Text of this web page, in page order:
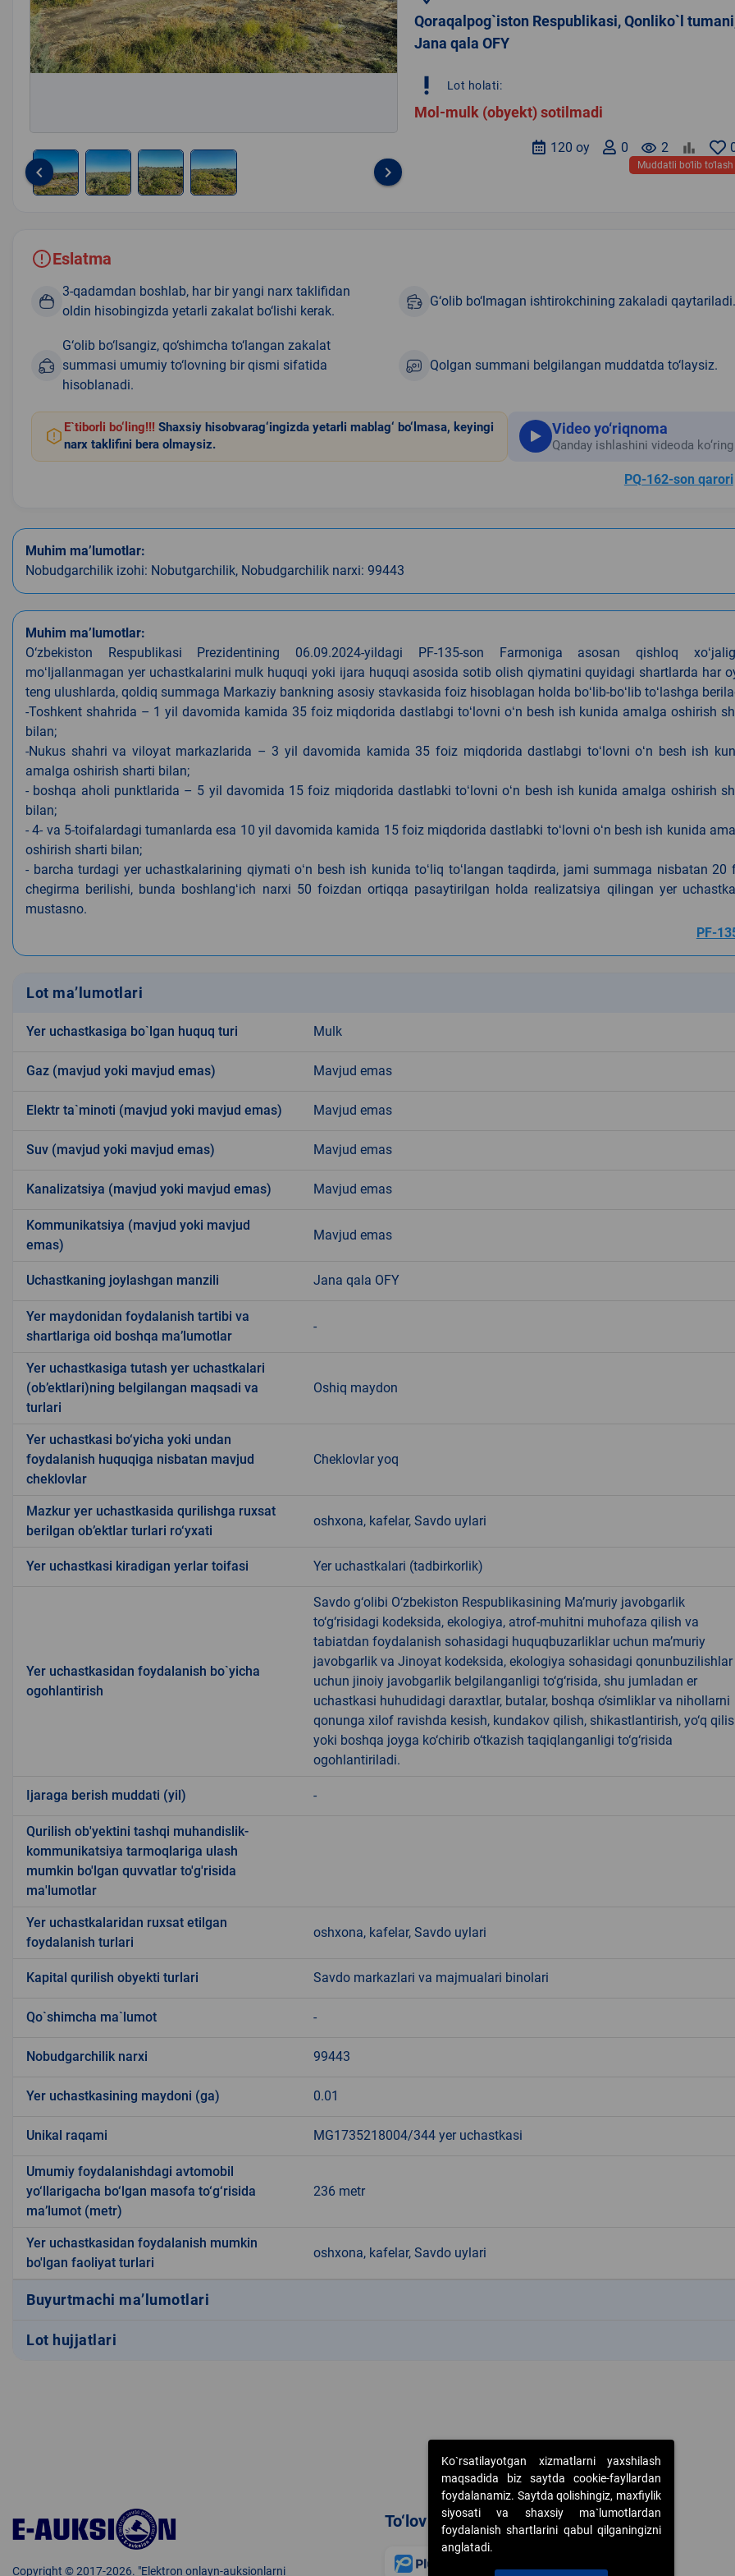
4
keyboard_arrow_left keyboard_arrow_right
Qoraqalpog`iston Respublikasi, Qonliko`l
Jana qala OFY
priority_high Lot holati:
Mol-mulk (obyekt) sotilmadi
remove_red_eye 2
0
120 oy
Muddatli bo‘lib to‘lash
Eslatma
3-qadamdan boshlab, har bir yangi narx taklifidan
oldin hisobingizda yetarli zakalat bo‘lishi kerak.
G‘olib bo‘lmagan ishtirokchining zakaladi qaytariladi.
G‘olib bo‘lsangiz, qo‘shimcha to‘langan zakalat
summasi umumiy to‘lovning bir qismi sifatida
hisoblanadi.
Qolgan summani belgilangan muddatda to‘laysiz.
E`tiborli bo‘ling!!! Shaxsiy hisobvarag‘ingizda yetarli mablag‘ bo‘lmasa, keyingi
narx taklifini bera olmaysiz.
Video yo‘riqnoma
Qanday ishlashini videoda ko‘ring
PQ-162-son qarori
Muhim ma’lumotlar:
Nobudgarchilik izohi: Nobutgarchilik, Nobudgarchilik narxi: 99443
Muhim ma’lumotlar:
O‘zbekiston Respublikasi Prezidentining 06.09.2024-yildagi PF-135-son Farmoniga asosan qishloq
moʻljallanmagan yer uchastkalarini mulk huquqi yoki ijara huquqi asosida sotib olish qiymatini quyidagi shartlarda har
teng ulushlarda, qoldiq summaga Markaziy bankning asosiy stavkasida foiz hisoblagan holda boʻlib-boʻlib toʻlashga
-Toshkent shahrida – 1 yil davomida kamida 35 foiz miqdorida dastlabgi toʻlovni oʻn besh ish kunida amalga oshirish
bilan;
-Nukus shahri va viloyat markazlarida – 3 yil davomida kamida 35 foiz miqdorida dastlabgi toʻlovni oʻn besh ish
amalga oshirish sharti bilan;
- boshqa aholi punktlarida – 5 yil davomida 15 foiz miqdorida dastlabki toʻlovni oʻn besh ish kunida amalga oshirish
bilan;
- 4- va 5-toifalardagi tumanlarda esa 10 yil davomida kamida 15 foiz miqdorida dastlabki toʻlovni oʻn besh ish kunida
oshirish sharti bilan;
- barcha turdagi yer uchastkalarining qiymati oʻn besh ish kunida toʻliq toʻlangan taqdirda, jami summaga nisbatan 20
chegirma berilishi, bunda boshlangʻich narxi 50 foizdan ortiqqa pasaytirilgan holda realizatsiya qilingan yer
mustasno.
PF-
Lot ma’lumotlari
Yer uchastkasiga bo`lgan huquq turi Mulk
Gaz (mavjud yoki mavjud emas) Mavjud emas
Elektr ta`minoti (mavjud yoki mavjud emas) Mavjud emas
Suv (mavjud yoki mavjud emas) Mavjud emas
Kanalizatsiya (mavjud yoki mavjud emas) Mavjud emas
Kommunikatsiya (mavjud yoki mavjud
emas)
Mavjud emas
Uchastkaning joylashgan manzili Jana qala OFY
Yer maydonidan foydalanish tartibi va
shartlariga oid boshqa ma’lumotlar
-
Yer uchastkasiga tutash yer uchastkalari
(ob’ektlari)ning belgilangan maqsadi va
turlari
Oshiq maydon
Yer uchastkasi bo‘yicha yoki undan
foydalanish huquqiga nisbatan mavjud
cheklovlar
Cheklovlar yoq
Mazkur yer uchastkasida qurilishga ruxsat
berilgan ob’ektlar turlari ro‘yxati
oshxona, kafelar, Savdo uylari
Yer uchastkasi kiradigan yerlar toifasi Yer uchastkalari (tadbirkorlik)
Yer uchastkasidan foydalanish bo`yicha
ogohlantirish
Savdo g‘olibi O‘zbekiston Respublikasining Ma’muriy javobgarlik
to‘g‘risidagi kodeksida, ekologiya, atrof-muhitni muhofaza qilish va
tabiatdan foydalanish sohasidagi huquqbuzarliklar uchun ma’muriy
javobgarlik va Jinoyat kodeksida, ekologiya sohasidagi qonunbuzilishlar
uchun jinoiy javobgarlik belgilanganligi to‘g‘risida, shu jumladan er
uchastkasi huhudidagi daraxtlar, butalar, boshqa o‘simliklar va nihollarni
qonunga xilof ravishda kesish, kundakov qilish, shikastlantirish, yo‘q
yoki boshqa joyga ko‘chirib o‘tkazish taqiqlanganligi to‘g‘risida
ogohlantiriladi.
Ijaraga berish muddati (yil) -
Qurilish ob'yektini tashqi muhandislik-
kommunikatsiya tarmoqlariga ulash
mumkin bo'lgan quvvatlar to'g'risida
ma'lumotlar
Yer uchastkalaridan ruxsat etilgan
foydalanish turlari
oshxona, kafelar, Savdo uylari
Kapital qurilish obyekti turlari Savdo markazlari va majmualari binolari
Qo`shimcha ma`lumot -
Nobudgarchilik narxi 99443
Yer uchastkasining maydoni (ga) 0.01
Unikal raqami MG1735218004/344 yer uchastkasi
Umumiy foydalanishdagi avtomobil
yo‘llarigacha bo‘lgan masofa to‘g‘risida
ma’lumot (metr)
236 metr
Yer uchastkasidan foydalanish mumkin
bo'lgan faoliyat turlari
oshxona, kafelar, Savdo uylari
Buyurtmachi ma’lumotlari
Lot hujjatlari
Copyright © 2017-2026. "Elektron onlayn-auksionlarni
To‘lov usullari
Ko`rsatilayotgan xizmatlarni yaxshilash
maqsadida biz saytda cookie-fayllardan
foydalanamiz. Saytda qolishingiz, maxfiylik
siyosati va shaxsiy ma`lumotlardan
foydalanish shartlarini qabul qilganingizni
anglatadi.